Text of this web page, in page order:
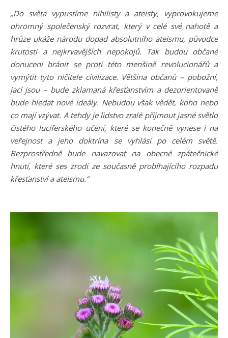
„Do světa vypustíme nihilisty a ateisty, vyprovokujeme
ohromný společenský rozvrat, který v celé své nahotě a
hrůze ukáže národu dopad absolutního ateismu, původce
krutosti a nejkrvavějších nepokojů. Tak budou občané
donuceni bránit se proti této menšině revolucionářů a
vymýtit tyto ničitele civilizace. Většina občanů – pobožní,
jací jsou – bude zklamaná křesťanstvím a dezorientovaně
bude hledat nové ideály. Nebudou však vědět, koho nebo
co mají vzývat. A tehdy je lidstvo zralé přijmout jasné světlo
čistého luciferského učení, které se konečně vynese i na
veřejnost a jeho doktrína se vyhlásí po celém světě.
Bezprostředně bude navazovat na obecné zpátečnické
hnutí, které ses zrodí ze současně probíhajícího rozpadu
křesťanství a ateismu.“